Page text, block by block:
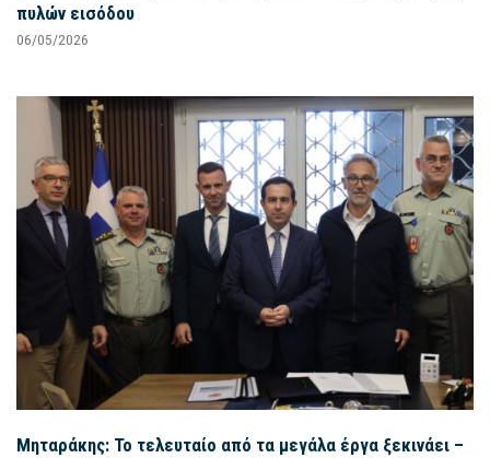
πυλών εισόδου
06/05/2026
Μηταράκης: Το τελευταίο από τα μεγάλα έργα ξεκινάει –